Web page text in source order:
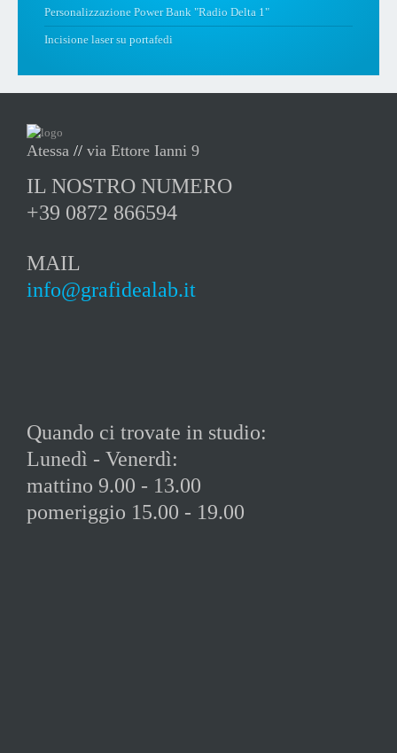
Personalizzazione Power Bank "Radio Delta 1"
Incisione laser su portafedi
Atessa // via Ettore Ianni 9
IL NOSTRO NUMERO
+39 0872 866594
MAIL
info@grafidealab.it
Quando ci trovate in studio:
Lunedì - Venerdì:
mattino 9.00 - 13.00
pomeriggio 15.00 - 19.00